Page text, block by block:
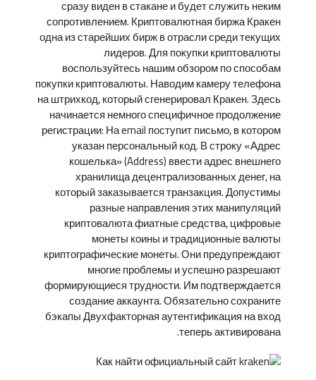
сразу виден в стакане и будет служить неким
сопротивлением. Криптовалютная биржа Кракен
одна из старейших бирж в отрасли среди текущих
лидеров. Для покупки криптовалюты
воспользуйтесь нашим обзором по способам
покупки криптовалюты. Наводим камеру телефона
на штрихкод, который сгенерировал Кракен. Здесь
начинается немного специфичное продолжение
регистрации: На email поступит письмо, в котором
указан персональный код. В строку «Адрес
кошелька» (Address) ввести адрес внешнего
хранилища децентрализованных денег, на
который заказывается транзакция. Допустимы
разные направления этих манипуляций
криптовалюта фиатные средства, цифровые
монеты коины и традиционные валюты
криптографические монеты. Они предупреждают
многие проблемы и успешно разрешают
формирующиеся трудности. Им подтверждается
создание аккаунта. Обязательно сохраните
бэкапы Двухфакторная аутентификация на вход
теперь активирована.